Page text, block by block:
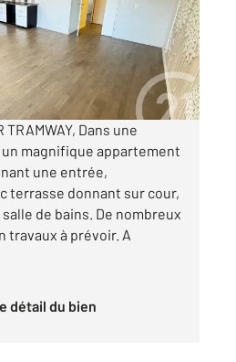
à vendre
€
TRAMWAY, Dans une
magnifique appartement
une entrée,
terrasse donnant sur cour,
de bains. De nombreux
travaux à prévoir. A
détail du bien